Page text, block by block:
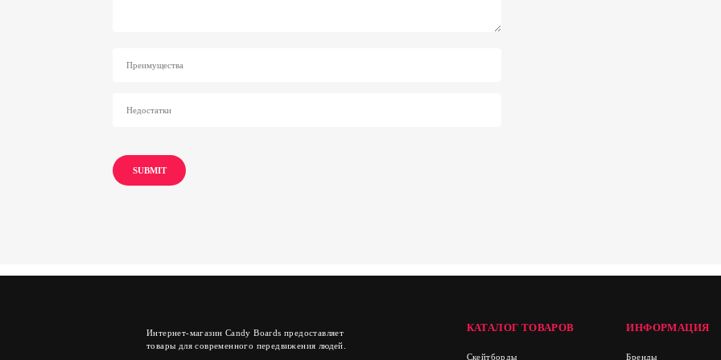
Интернет-магазин Candy Boards предоставляет
товары для современного передвижения людей.
КАТАЛОГ ТОВАРОВ
Скейтборды
ИНФОРМАЦИЯ
Бренды